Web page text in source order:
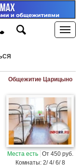
Общежитие Царицыно
Места есть От 450 руб.
Комнаты: 2/ 4/ 6/ 8